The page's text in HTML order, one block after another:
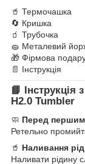
🥤 Термочашка
🔄 Кришка
🧃 Трубочка
🧽 Металевий
🎁 Фірмова
📄 Інструкція
📘
H2.0 Tumbler
🧼 Перед
Ретельно
🥤 Наливання
Наливати рідину